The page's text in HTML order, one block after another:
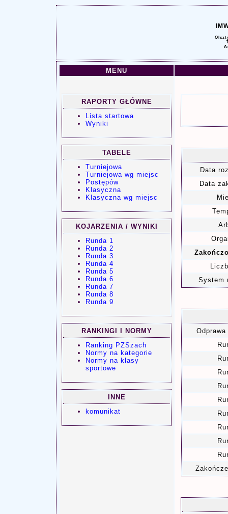
MENU
RAPORTY GŁÓWNE
Lista startowa
Wyniki
TABELE
Turniejowa
Turniejowa wg miejsc
Postępów
Klasyczna
Klasyczna wg miejsc
KOJARZENIA / WYNIKI
Runda 1
Runda 2
Runda 3
Runda 4
Runda 5
Runda 6
Runda 7
Runda 8
Runda 9
RANKINGI I NORMY
Ranking PZSzach
Normy na kategorie
Normy na klasy
sportowe
INNE
komunikat
Data
Data
System